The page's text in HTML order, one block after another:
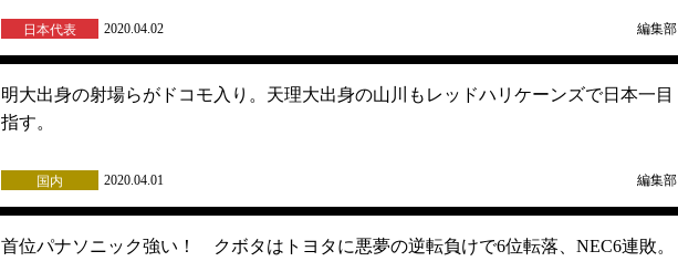
日本代表 2020.04.02 編集部
明大出身の射場らがドコモ入り。天理大出身の山川もレッドハリケーンズで日本一目
指す。
国内 2020.04.01 編集部
首位パナソニック強い！ クボタはトヨタに悪夢の逆転負けで6位転落、NEC6連敗。